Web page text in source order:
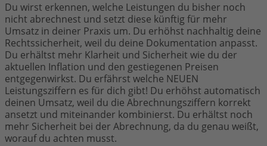
Du wirst erkennen, welche Leistungen du bisher noch
nicht abrechnest und setzt diese künftig für mehr
Umsatz in deiner Praxis um. Du erhöhst nachhaltig deine
Rechtssicherheit, weil du deine Dokumentation anpasst.
Du erhältst mehr Klarheit und Sicherheit wie du der
aktuellen Inflation und den gestiegenen Preisen
entgegenwirkst. Du erfährst welche NEUEN
Leistungsziffern es für dich gibt! Du erhöhst automatisch
deinen Umsatz, weil du die Abrechnungsziffern korrekt
ansetzt und miteinander kombinierst. Du erhältst noch
mehr Sicherheit bei der Abrechnung, da du genau weißt,
worauf du achten musst.